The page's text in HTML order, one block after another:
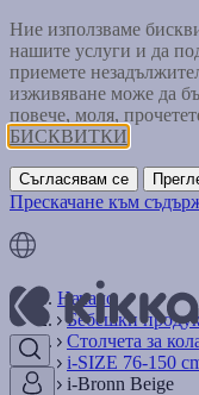
Ние използваме
нашите услуги и да
приемете
изживяване може да
повече, моля,
БИСКВИТКИ
Съгласявам се
Прескачане към
Начало
Бебешки
Столчета за
i-SIZE 76-150
i-Bronn Beige